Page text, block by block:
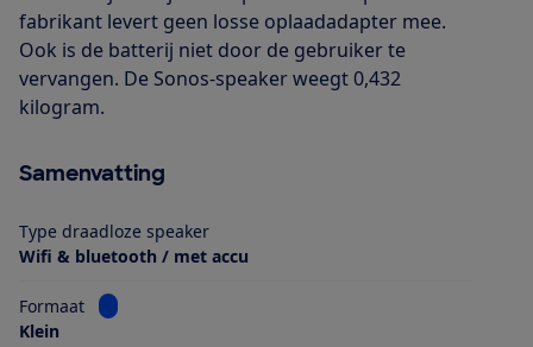
fabrikant levert geen losse oplaadadapter mee.
Ook is de batterij niet door de gebruiker te
vervangen. De Sonos-speaker weegt 0,432
kilogram.
Samenvatting
Type draadloze speaker
Wifi & bluetooth / met accu
Formaat
Bekijk informatie voor Formaat
Klein